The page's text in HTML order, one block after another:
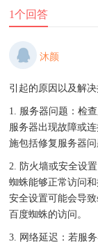
1个回答
沐颜
引起的原因以及解
1. 服务器问题：检
服务器出现故障或
施包括修复服务器
2. 防火墙或安全设
蜘蛛能够正常访问
安全设置可能会导
百度蜘蛛的访问。
3. 网络延迟：若服